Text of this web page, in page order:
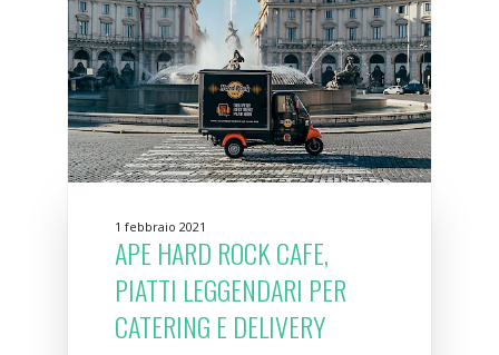
1 febbraio 2021
APE HARD ROCK CAFE,
PIATTI LEGGENDARI PER
CATERING E DELIVERY